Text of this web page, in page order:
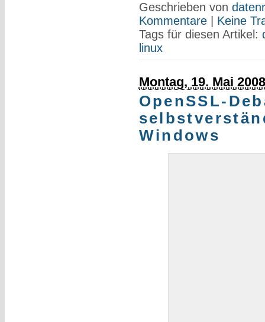
Geschrieben von
Kommentare| Keine
Tags für diesen Artikel:
linux
Montag, 19. Mai 2008
OpenSSL-
Windows